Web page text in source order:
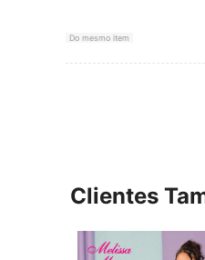
Do mesmo item
Clientes